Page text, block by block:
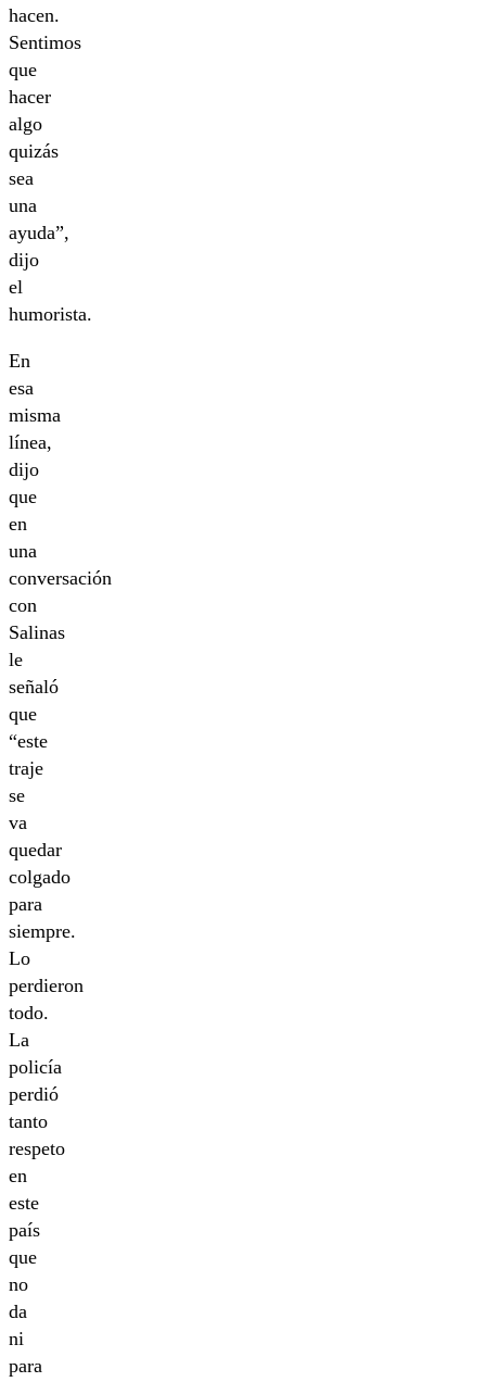
hacen.
Sentimos
que
hacer
algo
quizás
sea
una
ayuda”,
dijo
el
humorista.
En
esa
misma
línea,
dijo
que
en
una
conversación
con
Salinas
le
señaló
que
“este
traje
se
va
quedar
colgado
para
siempre.
Lo
perdieron
todo.
La
policía
perdió
tanto
respeto
en
este
país
que
no
da
ni
para